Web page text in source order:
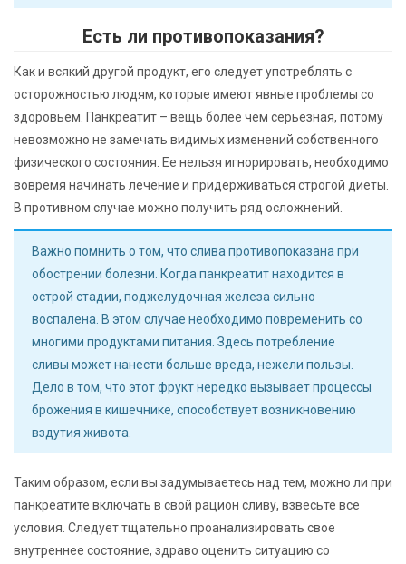
Есть ли противопоказания?
Как и всякий другой продукт, его следует употреблять с
осторожностью людям, которые имеют явные проблемы со
здоровьем. Панкреатит – вещь более чем серьезная, потому
невозможно не замечать видимых изменений собственного
физического состояния. Ее нельзя игнорировать, необходимо
вовремя начинать лечение и придерживаться строгой диеты.
В противном случае можно получить ряд осложнений.
Важно помнить о том, что слива противопоказана при
обострении болезни. Когда панкреатит находится в
острой стадии, поджелудочная железа сильно
воспалена. В этом случае необходимо повременить со
многими продуктами питания. Здесь потребление
сливы может нанести больше вреда, нежели пользы.
Дело в том, что этот фрукт нередко вызывает процессы
брожения в кишечнике, способствует возникновению
вздутия живота.
Таким образом, если вы задумываетесь над тем, можно ли при
панкреатите включать в свой рацион сливу, взвесьте все
условия. Следует тщательно проанализировать свое
внутреннее состояние, здраво оценить ситуацию со